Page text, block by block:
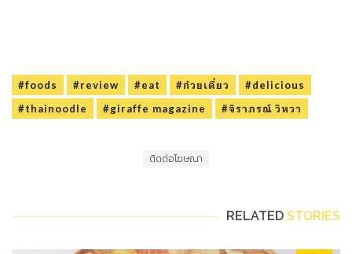
#foods #review #eat #ก๋วยเตี๋ยว
#delicious
#thainoodle
#giraffe magazine #จิราภรณ์ วิหวา
ติดต่อโฆษณา
RELATED STORIES